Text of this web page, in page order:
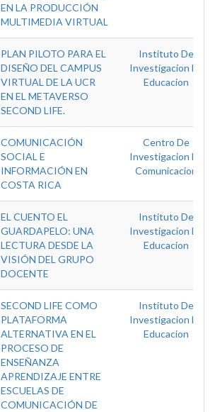
EN LA PRODUCCIÓN
MULTIMEDIA VIRTUAL
PLAN PILOTO PARA EL
DISEÑO DEL CAMPUS
VIRTUAL DE LA UCR
EN EL METAVERSO
SECOND LIFE.
Instituto De
Investigacion En
Educacion
COMUNICACIÓN
SOCIAL E
INFORMACIÓN EN
COSTA RICA
Centro De
Investigacion En
Comunicacion
EL CUENTO EL
GUARDAPELO: UNA
LECTURA DESDE LA
VISIÓN DEL GRUPO
DOCENTE
Instituto De
Investigacion En
Educacion
SECOND LIFE COMO
PLATAFORMA
ALTERNATIVA EN EL
PROCESO DE
ENSEÑANZA
APRENDIZAJE ENTRE
ESCUELAS DE
COMUNICACIÓN DE
Instituto De
Investigacion En
Educacion